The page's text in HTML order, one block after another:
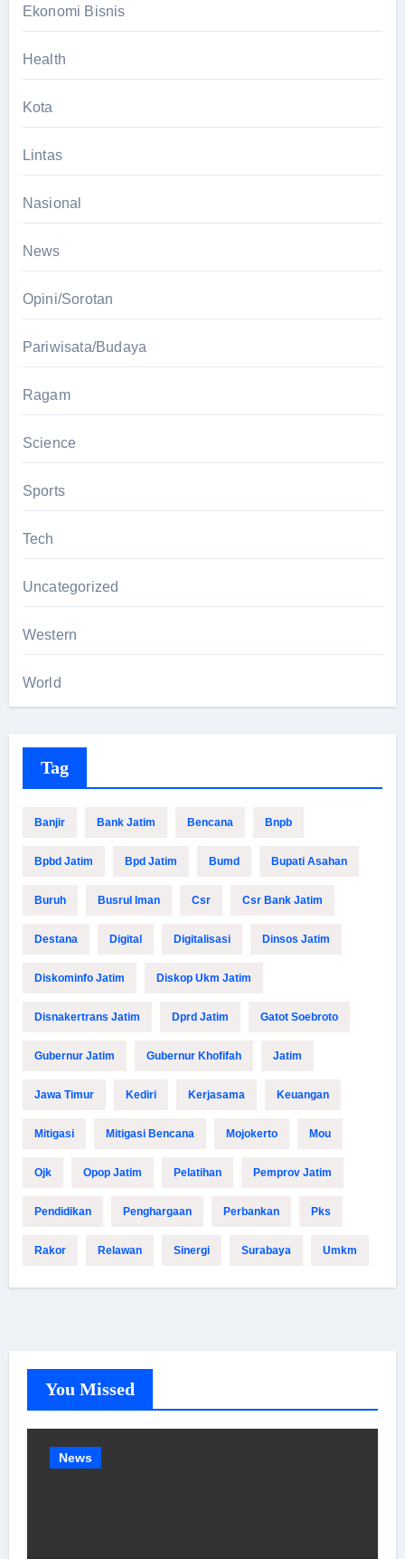
Ekonomi Bisnis
Health
Kota
Lintas
Nasional
News
Opini/Sorotan
Pariwisata/Budaya
Ragam
Science
Sports
Tech
Uncategorized
Western
World
Tag
Banjir Bank Jatim Bencana Bnpb
Bpbd Jatim Bpd Jatim Bumd Bupati Asahan
Buruh Busrul Iman Csr Csr Bank Jatim
Destana Digital Digitalisasi Dinsos Jatim
Diskominfo Jatim Diskop Ukm Jatim
Disnakertrans Jatim Dprd Jatim Gatot Soebroto
Gubernur Jatim Gubernur Khofifah Jatim
Jawa Timur Kediri Kerjasama Keuangan
Mitigasi Mitigasi Bencana Mojokerto Mou
Ojk Opop Jatim Pelatihan Pemprov Jatim
Pendidikan Penghargaan Perbankan Pks
Rakor Relawan Sinergi Surabaya Umkm
You Missed
News